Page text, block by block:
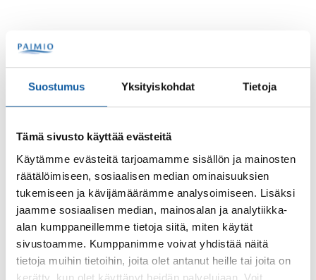
Suostumus Yksityiskohdat Tietoja
Tämä sivusto käyttää evästeitä
Käytämme evästeitä tarjoamamme sisällön ja mainosten
räätälöimiseen, sosiaalisen median ominaisuuksien
tukemiseen ja kävijämäärämme analysoimiseen. Lisäksi
jaamme sosiaalisen median, mainosalan ja analytiikka-
alan kumppaneillemme tietoja siitä, miten käytät
sivustoamme. Kumppanimme voivat yhdistää näitä
tietoja muihin tietoihin, joita olet antanut heille tai joita on
kerätty, kun olet käyttänyt heidän palvelujaan. Voit
“Muuttoa harkitsevia kiinnostaa ensisijaisesti
paikallisten kokemukset asuinpaikoistaan.
Tämän vuoksi keräämme arvioita Hoodsiin.
Asukkaiden kommentit antavat arvokasta
tietoa muuttajille, mutta myös kaupunki voi
saada tärkeää tietoa aluekehityksen tueksi,”
kertoo Susanna Lahtinen.
Know Your Hoods ja Paimion asuinalueiden esittelyt
löytyvät osoitteesta